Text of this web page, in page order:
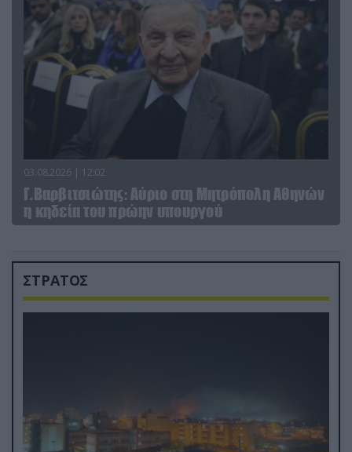
03.08.2026 | 12:02
Γ.Βαρβιτσιώτης: Aύριο στη Μητρόπολη Αθηνών
η κηδεία του πρώην υπουργού
ΣΤΡΑΤΟΣ